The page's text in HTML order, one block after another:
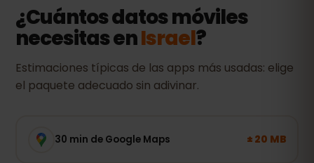
¿Cuántos datos móviles
necesitas enIsrael?
Estimaciones típicas de las apps más usadas: elige
el paquete adecuado sin adivinar.
30 min de Google Maps ± 20 MB